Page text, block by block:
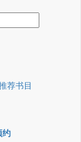
荐书目
约